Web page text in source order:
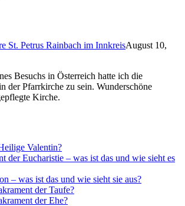
St. Petrus Rainbach im InnkreisAugust 10,
Besuchs in Österreich hatte ich die
der Pfarrkirche zu sein. Wunderschöne
Kirche.
Valentin?
der Eucharistie – was ist das und wie sieht es
– was ist das und wie sieht sie aus?
der Taufe?
der Ehe?